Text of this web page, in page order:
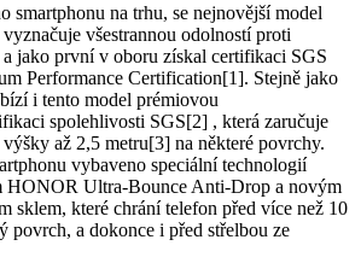
smartphonu na trhu, se nejnovější model
všestrannou odolností proti
a jako první v oboru získal certifikaci SGS
Performance Certification[1]. Stejně jako
i tento model prémiovou
spolehlivosti SGS[2] , která zaručuje
až 2,5 metru[3] na některé povrchy.
vybaveno speciální technologií
HONOR Ultra-Bounce Anti-Drop a novým
sklem, které chrání telefon před více než 10
povrch, a dokonce i před střelbou ze